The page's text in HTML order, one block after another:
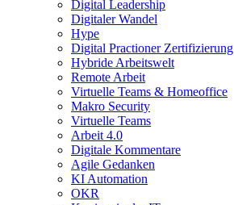
Digital Leadership
Digitaler Wandel
Hype
Digital Practioner Zertifizierung
Hybride Arbeitswelt
Remote Arbeit
Virtuelle Teams & Homeoffice
Makro Security
Virtuelle Teams
Arbeit 4.0
Digitale Kommentare
Agile Gedanken
KI Automation
OKR